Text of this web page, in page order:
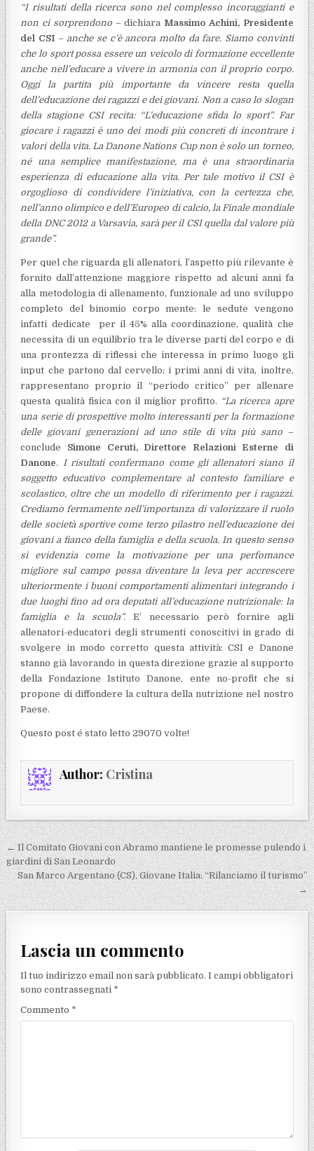
“I risultati della ricerca sono nel complesso incoraggianti e
non ci sorprendono – dichiara Massimo Achini, Presidente
del CSI – anche se c’è ancora molto da fare. Siamo convinti
che lo sport possa essere un veicolo di formazione eccellente
anche nell’educare a vivere in armonia con il proprio corpo.
Oggi la partita più importante da vincere resta quella
dell’educazione dei ragazzi e dei giovani. Non a caso lo slogan
della stagione CSI recita: “L’educazione sfida lo sport”. Far
giocare i ragazzi è uno dei modi più concreti di incontrare i
valori della vita. La Danone Nations Cup non è solo un torneo,
né una semplice manifestazione, ma è una straordinaria
esperienza di educazione alla vita. Per tale motivo il CSI è
orgoglioso di condividere l’iniziativa, con la certezza che,
nell’anno olimpico e dell’Europeo di calcio, la Finale mondiale
della DNC 2012 a Varsavia, sarà per il CSI quella dal valore più
grande”.
Per quel che riguarda gli allenatori, l’aspetto più rilevante è
fornito dall’attenzione maggiore rispetto ad alcuni anni fa
alla metodologia di allenamento, funzionale ad uno sviluppo
completo del binomio corpo mente: le sedute vengono
infatti dedicate per il 45% alla coordinazione, qualità che
necessita di un equilibrio tra le diverse parti del corpo e di
una prontezza di riflessi che interessa in primo luogo gli
input che partono dal cervello; i primi anni di vita, inoltre,
rappresentano proprio il “periodo critico” per allenare
questa qualità fisica con il miglior profitto. “La ricerca apre
una serie di prospettive molto interessanti per la formazione
delle giovani generazioni ad uno stile di vita più sano –
conclude Simone Ceruti, Direttore Relazioni Esterne di
Danone.
I risultati confermano come gli allenatori siano il
soggetto educativo complementare al contesto familiare e
scolastico, oltre che un modello di riferimento per i ragazzi.
Crediamo fermamente nell’importanza di valorizzare il ruolo
delle società sportive come terzo pilastro nell’educazione dei
giovani a fianco della famiglia e della scuola. In questo senso
si evidenzia come la motivazione per una perfomance
migliore sul campo possa diventare la leva per accrescere
ulteriormente i buoni comportamenti alimentari integrando i
due luoghi fino ad ora deputati all’educazione nutrizionale: la
famiglia e la scuola”. E’ necessario però fornire agli
allenatori-educatori degli strumenti conoscitivi in grado di
svolgere in modo corretto questa attività: CSI e Danone
stanno già lavorando in questa direzione grazie al supporto
della Fondazione Istituto Danone, ente no-profit che si
propone di diffondere la cultura della nutrizione nel nostro
Paese.
Questo post é stato letto 29070 volte!
Author: Cristina
Navigazione articoli
← Il Comitato Giovani con Abramo mantiene le promesse pulendo i
giardini di San Leonardo
San Marco Argentano (CS), Giovane Italia: “Rilanciamo il turismo”
→
Lascia un commento
Il tuo indirizzo email non sarà pubblicato. I campi obbligatori
sono contrassegnati *
Commento *